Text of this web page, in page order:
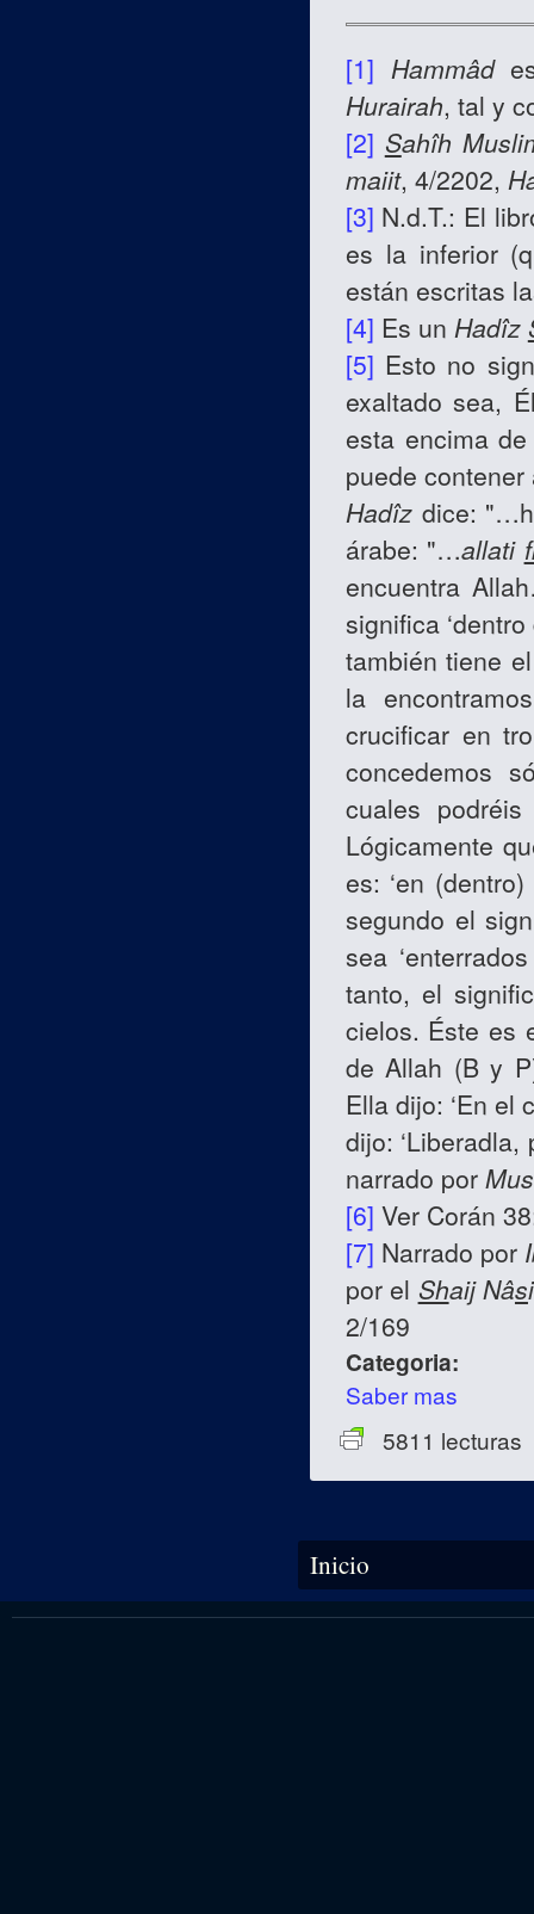
[1] Hammâd
Hurairah, tal y
[2] Sahîh
maiit, 4/2202,
[3] N.d.T.: El
es la inferior
están escritas
[4] Es un Hadîz
[5] Esto no
exaltado sea,
esta encima
puede
Hadîzdice:
árabe: "…allati
encuentra
significa
también tiene
la
crucificar en
concedemos
cuales
Lógicamente
es: ‘en
segundo el
sea
tanto, el
cielos. Éste es
de Allah (B y
Ella dijo: ‘En el
dijo:
narrado por
[6] Ver Corán
[7] Narrado por
por el Shaij Nâs
2/169
Categoria:
Saber mas
5811 lecturas
Se encuentra usted aquí
Inicio